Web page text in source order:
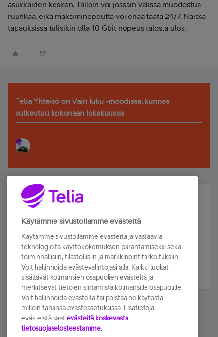
asukkaiden kesken. Tällöin voi jossain välissä muodostua
ruuhkaa, eikä maksiminopeutta voi enää taata 24/7. Näissä
tapauksissa tulisikin olla 10 Gbit nopeus talosta ulos.
Telia Yhteisö on Vain luku -moodissa, kunnes
sulkeutuu kokonaan lokakuussa
Älä jää paitsi – osallistu ja voita!
Tilaa Telian uutiskirje ja olet mukana arvonnassa.
sähköpostiisi.
Tilaa nyt
Käytämme sivustollamme evästeitä
Käytämme sivustollamme evästeitä ja vastaavia
teknologioita käyttökokemuksen parantamiseksi sekä
toiminnallisiin, tilastollisiin ja markkinointitarkoituksiin.
Voit hallinnoida evästevalintojasi alla. Kaikki luokat
sisältävät kolmansien osapuolien evästeitä ja
merkitsevät tietojen siirtämistä kolmansille osapuolille.
Voit hallinnoida evästeitä tai poistaa ne käytöstä
milloin tahansa evästeasetuksissa. Lisätietoja
evästeistä saat evästeitä koskevasta
tietosuojaselosteestamme.